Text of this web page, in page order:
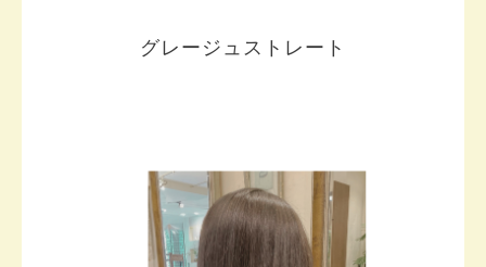
グレージュストレート